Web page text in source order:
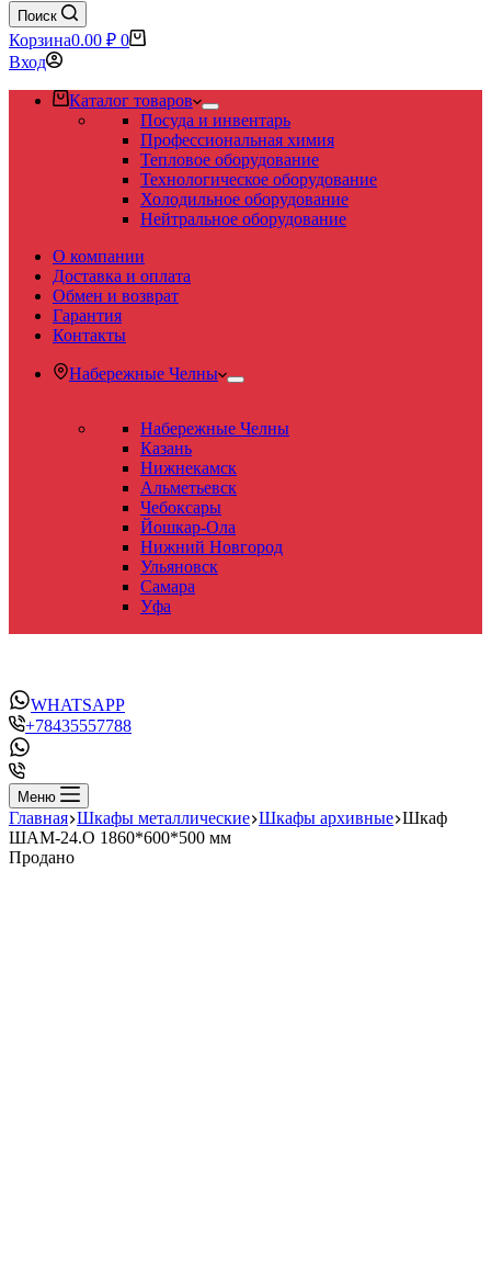
Поиск
Корзина0.00 ₽ 0
Вход
Каталог товаров
Посуда и инвентарь
Профессиональная химия
Тепловое оборудование
Технологическое оборудование
Холодильное оборудование
Нейтральное оборудование
О компании
Доставка и оплата
Обмен и возврат
Гарантия
Контакты
Набережные Челны
Набережные Челны
Казань
Нижнекамск
Альметьевск
Чебоксары
Йошкар-Ола
Нижний Новгород
Ульяновск
Самара
Уфа
WHATSAPP
+78435557788
Меню
Главная Шкафы металлические Шкафы архивные Шкаф
ШАМ-24.О 1860*600*500 мм
Продано